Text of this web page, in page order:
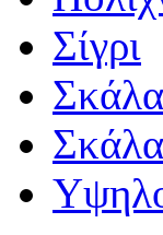
Σίγρι